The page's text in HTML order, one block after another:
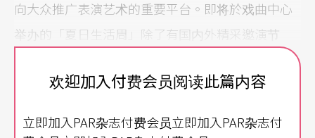
向大众推广表演艺术的重要平台。即将於戏曲中心
举办的「夏日生活周」除了有国内外精采邀演节
术夏令营，与国内顶尖的艺文团队合作，针对学生
欢迎加入付费会员阅读此篇内容
立即加入PAR杂志付费会员立即加入PAR杂志付